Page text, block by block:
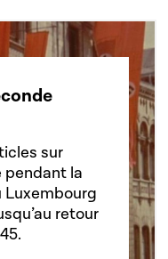
sur
pendant la
Luxembourg
retour